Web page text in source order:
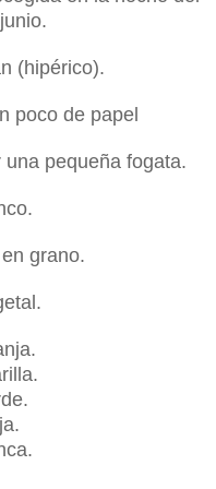
(hipérico).
poco de papel
pequeña fogata.
grano.